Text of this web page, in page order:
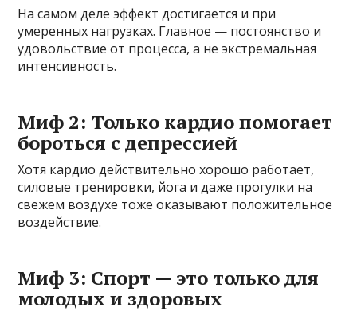
На самом деле эффект достигается и при
умеренных нагрузках. Главное — постоянство и
удовольствие от процесса, а не экстремальная
интенсивность.
Миф 2: Только кардио помогает
бороться с депрессией
Хотя кардио действительно хорошо работает,
силовые тренировки, йога и даже прогулки на
свежем воздухе тоже оказывают положительное
воздействие.
Миф 3: Спорт — это только для
молодых и здоровых